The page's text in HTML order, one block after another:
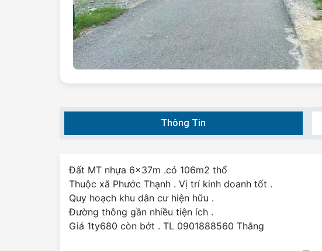
Thông Tin
Đất MT nhựa 6x37m .có 106m2 thổ
Thuộc xã Phước Thạnh . Vị trí kinh doanh tốt .
Quy hoạch khu dân cư hiện hữu .
Đường thông gần nhiều tiện ích .
Giá 1ty680 còn bớt . TL 0901888560 Thắng